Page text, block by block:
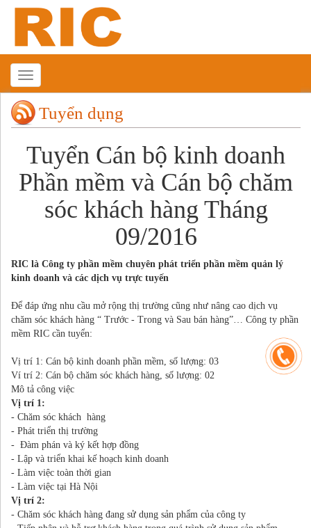
Tuyển dụng
Tuyển Cán bộ kinh doanh
Phần mềm và Cán bộ chăm
sóc khách hàng Tháng
09/2016
RIC là Công ty phần mềm chuyên phát triển phần mềm quản lý
kinh doanh và các dịch vụ trực tuyến
Để đáp ứng nhu cầu mở rộng thị trường cũng như nâng cao dịch vụ
chăm sóc khách hàng “ Trước - Trong và Sau bán hàng”… Công ty phần
mềm RIC cần tuyển:
Vị trí 1: Cán bộ kinh doanh phần mềm, số lượng: 03
Ví trí 2: Cán bộ chăm sóc khách hàng, số lượng: 02
Mô tả công việc
Vị trí 1:
- Chăm sóc khách hàng
- Phát triển thị trường
- Đàm phán và ký kết hợp đồng
- Lập và triển khai kế hoạch kinh doanh
- Làm việc toàn thời gian
- Làm việc tại Hà Nội
Vị trí 2:
- Chăm sóc khách hàng đang sử dụng sản phẩm của công ty